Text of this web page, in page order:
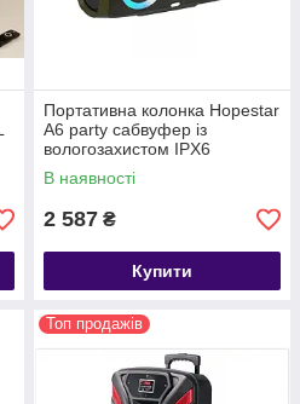
Портативна колонка Hopestar
A6 party сабвуфер із
вологозахистом IPX6
В наявності
2 587 ₴
Купити
Топ продажів